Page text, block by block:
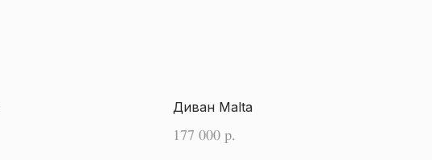
Диван Malta
177 000 р.